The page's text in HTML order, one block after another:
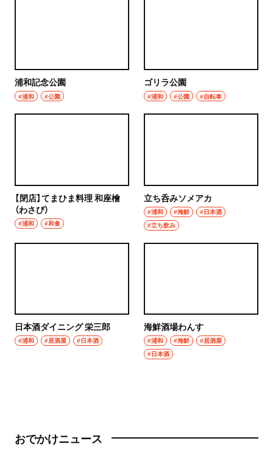
浦和記念公園
#浦和 #公園
ゴリラ公園
#浦和 #公園 #自転車
【閉店】てまひま料理 和座檜
（わさび）
#浦和 #和食
立ち呑みソメアカ
#浦和 #海鮮
#日本酒
#立ち飲み
日本酒ダイニング 栄三郎
#浦和 #居酒屋 #日本酒
海鮮酒場わんす
#浦和 #海鮮
#居酒屋
#日本酒
おでかけニュース